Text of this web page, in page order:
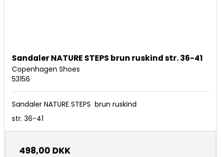
Sandaler NATURE STEPS brun ruskind str. 36-41
Copenhagen Shoes
53156
Sandaler NATURE STEPS brun ruskind
str. 36-41
498,00 DKK